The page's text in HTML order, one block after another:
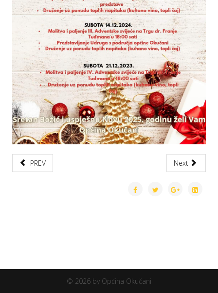
PREV Next
© 2026 by Općina Okučani